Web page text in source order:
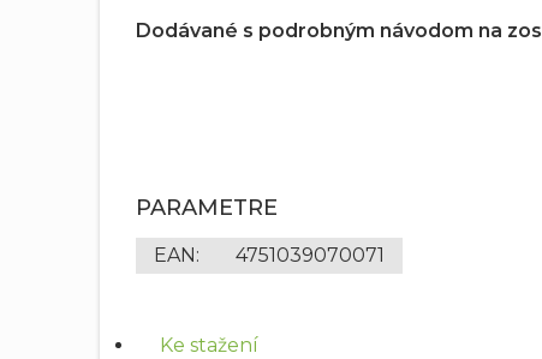
Dodávané s podrobným návodom na
PARAMETRE
EAN: 4751039070071
Ke stažení